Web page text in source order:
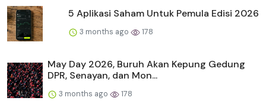
5 Aplikasi Saham Untuk Pemula Edisi 2026
3 months ago 178
May Day 2026, Buruh Akan Kepung Gedung
DPR, Senayan, dan Mon...
3 months ago 178